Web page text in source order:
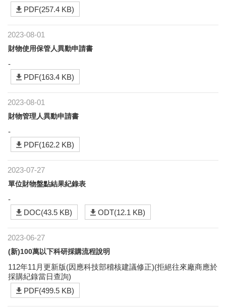
PDF(257.4 KB)
2023-08-01
財物使用保管人異動申請書
-
PDF(163.4 KB)
2023-08-01
財物管理人異動申請書
-
PDF(162.2 KB)
2023-07-27
單位財物盤點結果紀錄表
-
DOC(43.5 KB)
ODT(12.1 KB)
2023-06-27
(新)100萬以下科研採購流程說明
112年11月更新版(因應科技部稽核建議修正)(拒絕往來廠商應於
採購紀錄當日查詢)
PDF(499.5 KB)